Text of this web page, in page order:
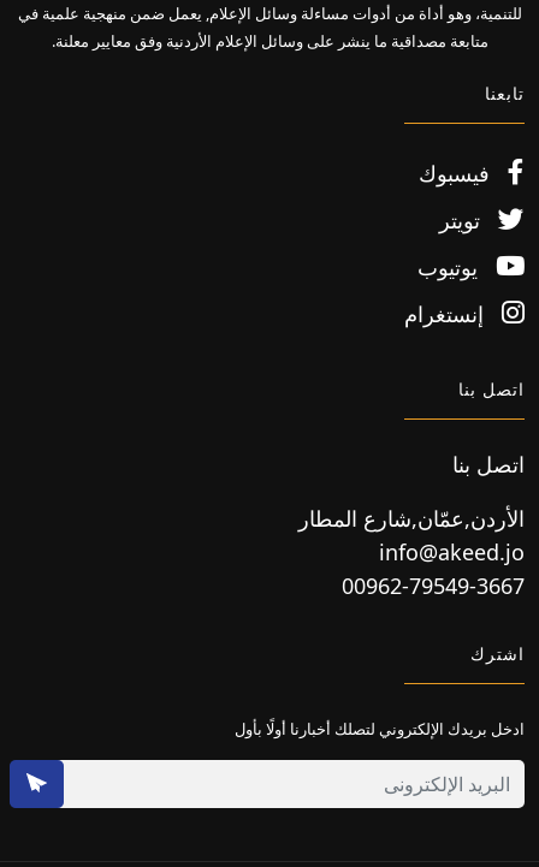
للتنمية، وهو أداة من أدوات مساءلة وسائل الإعلام, يعمل ضمن منهجية علمية في
متابعة مصداقية ما ينشر على وسائل الإعلام الأردنية وفق معايير معلنة.
تابعنا
فيسبوك
تويتر
يوتيوب
إنستغرام
اتصل بنا
اتصل بنا
الأردن,عمّان,شارع المطار
info@akeed.jo
00962-79549-3667
اشترك
ادخل بريدك الإلكتروني لتصلك أخبارنا أولًا بأول